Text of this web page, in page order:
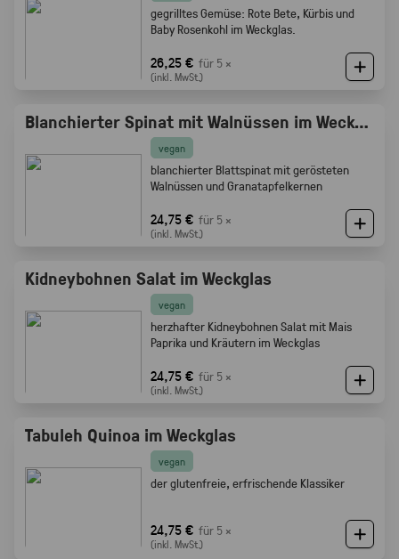
gegrilltes Gemüse: Rote Bete, Kürbis und
Baby Rosenkohl im Weckglas.
26,25 € für 5 ×
(inkl. MwSt.)
Blanchierter Spinat mit Walnüssen im Weckglas
vegan
blanchierter Blattspinat mit gerösteten
Walnüssen und Granatapfelkernen
24,75 € für 5 ×
(inkl. MwSt.)
Kidneybohnen Salat im Weckglas
vegan
herzhafter Kidneybohnen Salat mit Mais
Paprika und Kräutern im Weckglas
24,75 € für 5 ×
(inkl. MwSt.)
Tabuleh Quinoa im Weckglas
vegan
der glutenfreie, erfrischende Klassiker
24,75 € für 5 ×
(inkl. MwSt.)